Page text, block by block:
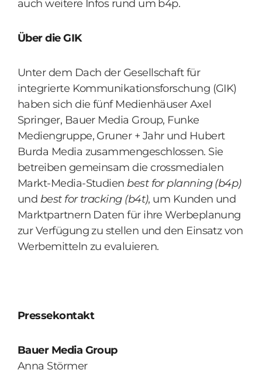
auch weitere Infos rund um b4p.
Über die GIK
Unter dem Dach der Gesellschaft für
integrierte Kommunikationsforschung (GIK)
haben sich die fünf Medienhäuser Axel
Springer, Bauer Media Group, Funke
Mediengruppe, Gruner + Jahr und Hubert
Burda Media zusammengeschlossen. Sie
betreiben gemeinsam die crossmedialen
Markt-Media-Studien best for planning (b4p)
und best for tracking (b4t), um Kunden und
Marktpartnern Daten für ihre Werbeplanung
zur Verfügung zu stellen und den Einsatz von
Werbemitteln zu evaluieren.
Pressekontakt
Bauer Media Group
Anna Störmer